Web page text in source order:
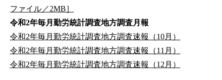
ファイル／2MB］
令和2年毎月勤労統計調査地方調査月報
令和2年毎月勤労統計調査地方調査速報（10月）
令和2年毎月勤労統計調査地方調査速報（11月）
令和2年毎月勤労統計調査地方調査速報（12月）